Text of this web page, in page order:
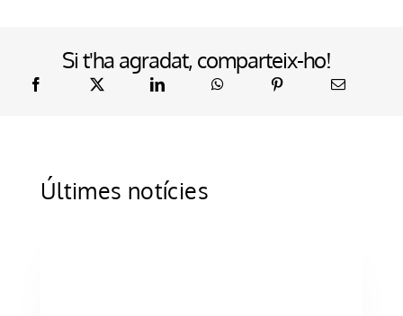
Si t'ha agradat, comparteix-ho!
Últimes notícies